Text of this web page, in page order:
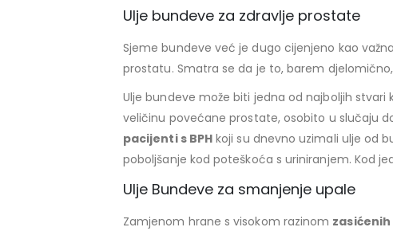
Ulje bundeve za zdravlje prostate
Sjeme bundeve već je dugo cijenjeno kao
prostatu. Smatra se da je to, barem
Ulje bundeve može biti jedna od najboljih stvari
veličinu povećane prostate, osobito u slučaju
pacijenti s BPH koji su dnevno uzimali ulje od
poboljšanje kod poteškoća s uriniranjem. Kod
Ulje Bundeve za smanjenje upale
Zamjenom hrane s visokom razinom